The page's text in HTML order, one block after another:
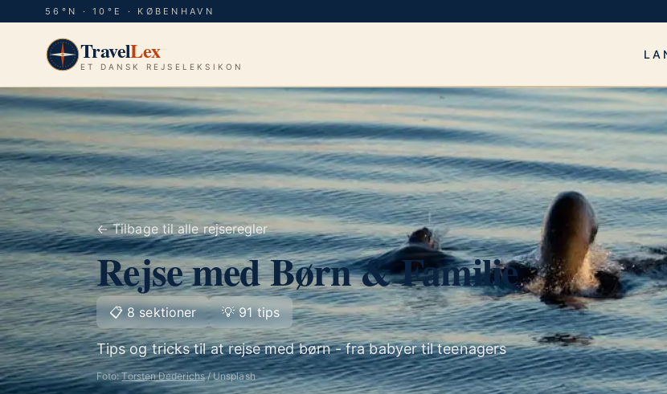
56°N · 10°E · KØBENHAVN
TravelLex
ET DANSK REJSELEKSIKON
← Tilbage til alle rejseregler
Rejse med Børn & Familie
📋 8 sektioner 💡91tips
Tips og tricks til at rejse med børn - fra babyer til teenagers
Foto:Torsten Dederichs/ Unsplash